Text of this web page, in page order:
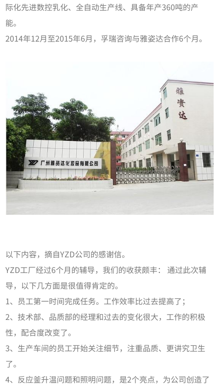
际化先进数控乳化、全自动生产线、具备年产360吨的产
能。
2014年12月至2015年6月，孚瑞咨询与雅姿达合作6个月。
以下内容，摘自YZD公司的感谢信。
YZD工厂经过6个月的辅导，我们的收获颇丰： 通过此次辅
导，以下几方面是很值得肯定的。
1、员工第一时间完成任务。工作效率比过去提高了；
2、技术部、品质部的经理和过去的变化很大，工作的积极
性，配合度改变了。
3、生产车间的员工开始关注细节，注重品质、更讲究卫生
了。
4、反应釜升温问题和照明问题，是2个亮点，为公司创造了